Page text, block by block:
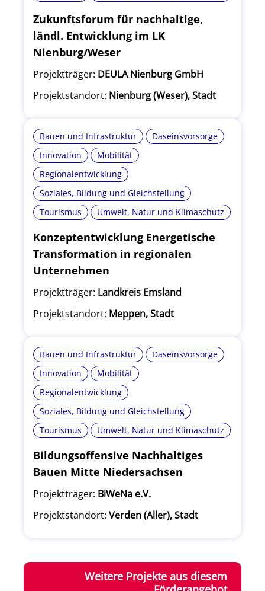
Zukunftsforum für nachhaltige,
ländl. Entwicklung im LK
Nienburg/Weser
Projektträger: DEULA Nienburg GmbH
Projektstandort: Nienburg (Weser), Stadt
Bauen und Infrastruktur
Daseinsvorsorge
Innovation
Mobilität
Regionalentwicklung
Soziales, Bildung und Gleichstellung
Tourismus
Umwelt, Natur und Klimaschutz
Konzeptentwicklung Energetische
Transformation in regionalen
Unternehmen
Projektträger: Landkreis Emsland
Projektstandort: Meppen, Stadt
Bauen und Infrastruktur
Daseinsvorsorge
Innovation
Mobilität
Regionalentwicklung
Soziales, Bildung und Gleichstellung
Tourismus
Umwelt, Natur und Klimaschutz
Bildungsoffensive Nachhaltiges
Bauen Mitte Niedersachsen
Projektträger: BiWeNa e.V.
Projektstandort: Verden (Aller), Stadt
Weitere Projekte aus diesem